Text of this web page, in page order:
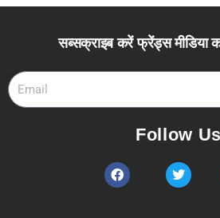
सब्सक्राइब करें फ्रेंड्स मीडिया
Follow Us
F
a
c
T
w
i